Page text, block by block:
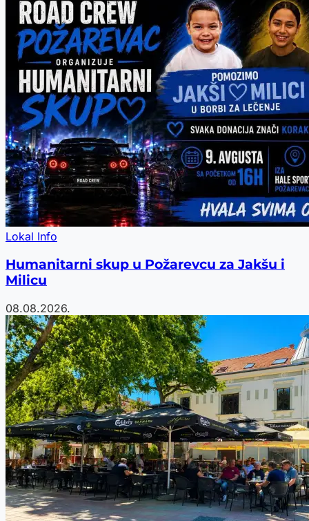
Lokal Info
Humanitarni skup u Požarevcu za Jakšu i
Milicu
08.08.2026.